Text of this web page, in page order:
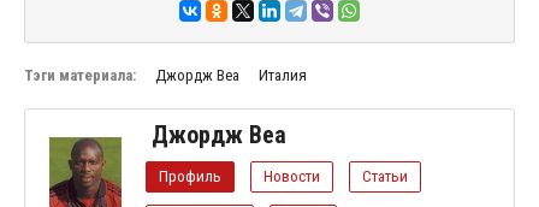
Тэги материала: Джордж Веа Италия
Джордж Веа
Профиль Новости Статьи